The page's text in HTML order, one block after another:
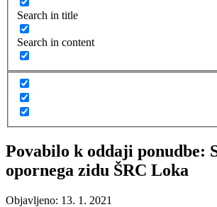
Search in title
Search in content
Povabilo k oddaji ponudbe:
opornega zidu ŠRC Loka
Objavljeno: 13. 1. 2021